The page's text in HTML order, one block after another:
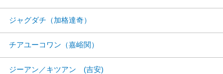
ジャグダチ（加格達奇）
チアユーコワン（嘉峪関）
ジーアン／キツアン (吉安)